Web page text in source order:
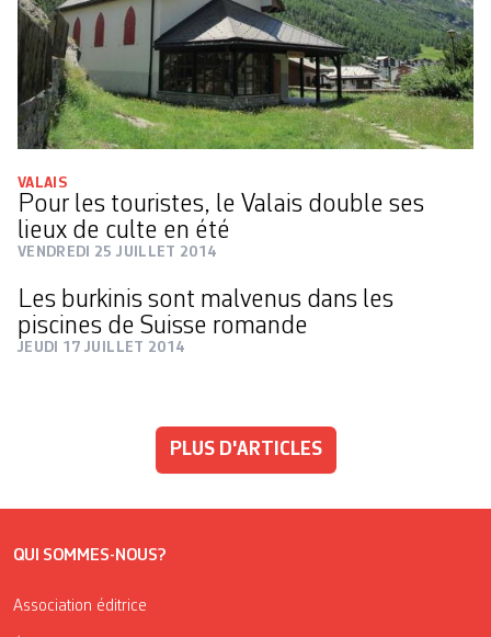
VALAIS
Pour les touristes, le Valais double ses
lieux de culte en été
VENDREDI 25 JUILLET 2014
Les burkinis sont malvenus dans les
piscines de Suisse romande
JEUDI 17 JUILLET 2014
PLUS D'ARTICLES
QUI SOMMES-NOUS?
Association éditrice